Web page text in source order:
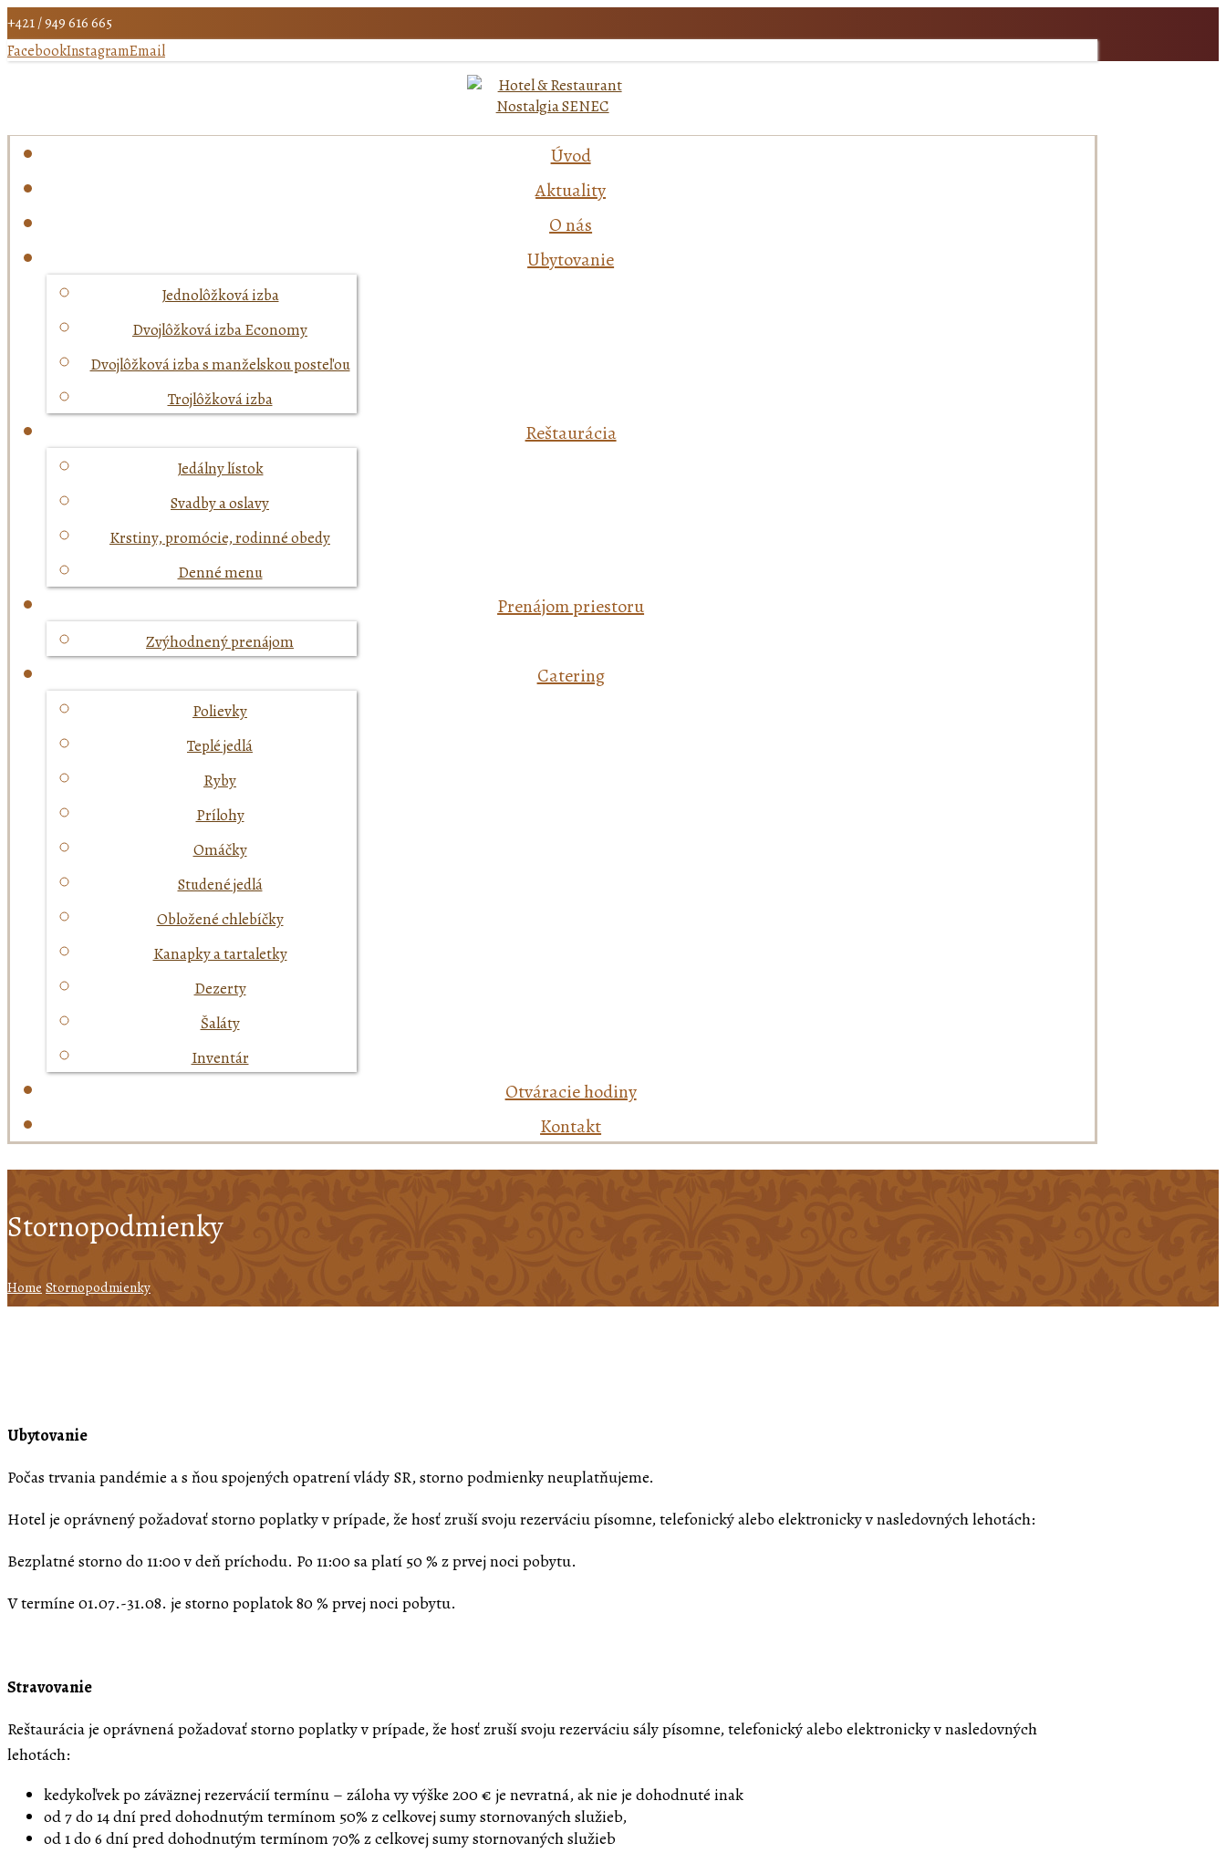
+421 / 949 616 665
FacebookInstagramEmail
Úvod
Aktuality
O nás
Ubytovanie
Jednolôžková izba
Dvojlôžková izba Economy
Dvojlôžková izba s manželskou posteľou
Trojlôžková izba
Reštaurácia
Jedálny lístok
Svadby a oslavy
Krstiny, promócie, rodinné obedy
Denné menu
Prenájom priestoru
Zvýhodnený prenájom
Catering
Polievky
Teplé jedlá
Ryby
Prílohy
Omáčky
Studené jedlá
Obložené chlebíčky
Kanapky a tartaletky
Dezerty
Šaláty
Inventár
Otváracie hodiny
Kontakt
Stornopodmienky
Home Stornopodmienky
Ubytovanie
Počas trvania pandémie a s ňou spojených opatrení vlády SR, storno podmienky neuplatňujeme.
Hotel je oprávnený požadovať storno poplatky v prípade, že hosť zruší svoju rezerváciu písomne, telefonický alebo elektronicky v nasledovných lehotách:
Bezplatné storno do 11:00 v deň príchodu. Po 11:00 sa platí 50 % z prvej noci pobytu.
V termíne 01.07.-31.08. je storno poplatok 80 % prvej noci pobytu.
Stravovanie
Reštaurácia je oprávnená požadovať storno poplatky v prípade, že hosť zruší svoju rezerváciu sály písomne, telefonický alebo elektronicky v nasledovných
lehotách:
kedykoľvek po záväznej rezervácií termínu – záloha vy výške 200 € je nevratná, ak nie je dohodnuté inak
od 7 do 14 dní pred dohodnutým termínom 50% z celkovej sumy stornovaných služieb,
od 1 do 6 dní pred dohodnutým termínom 70% z celkovej sumy stornovaných služieb